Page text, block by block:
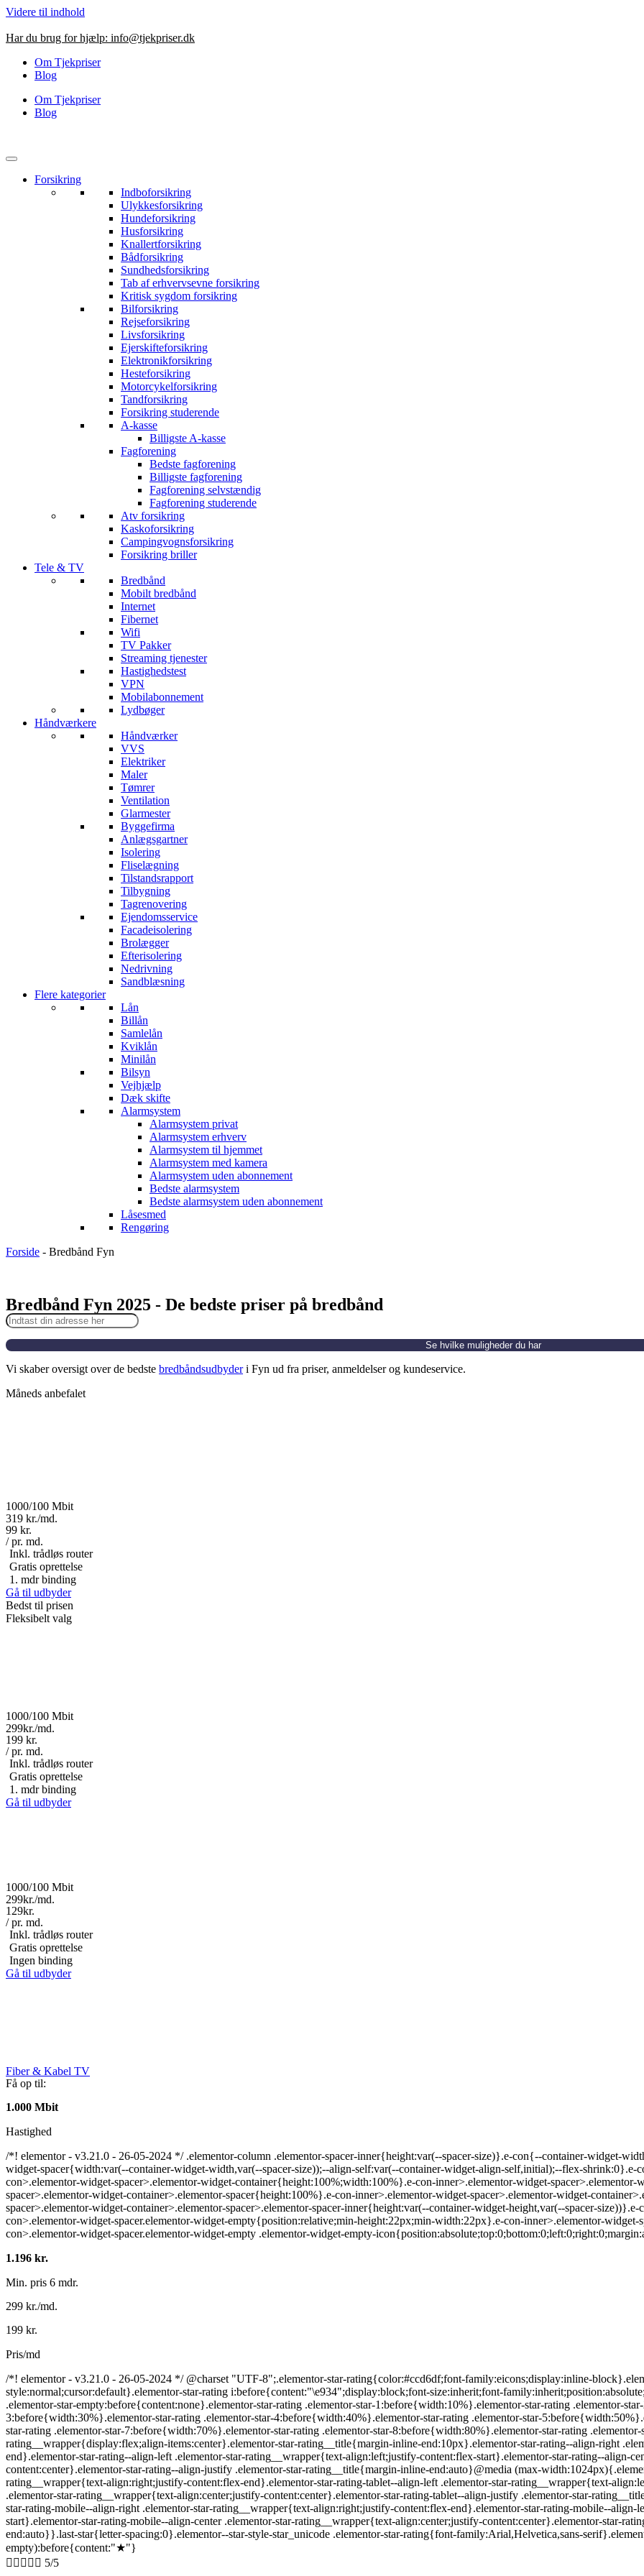
Videre til indhold
Har du brug for hjælp: info@tjekpriser.dk
Om Tjekpriser
Blog
Om Tjekpriser
Blog
Forsikring
Indboforsikring
Ulykkesforsikring
Hundeforsikring
Husforsikring
Knallertforsikring
Bådforsikring
Sundhedsforsikring
Tab af erhvervsevne forsikring
Kritisk sygdom forsikring
Bilforsikring
Rejseforsikring
Livsforsikring
Ejerskifteforsikring
Elektronikforsikring
Hesteforsikring
Motorcykelforsikring
Tandforsikring
Forsikring studerende
A-kasse
Billigste A-kasse
Fagforening
Bedste fagforening
Billigste fagforening
Fagforening selvstændig
Fagforening studerende
Atv forsikring
Kaskoforsikring
Campingvognsforsikring
Forsikring briller
Tele & TV
Bredbånd
Mobilt bredbånd
Internet
Fibernet
Wifi
TV Pakker
Streaming tjenester
Hastighedstest
VPN
Mobilabonnement
Lydbøger
Håndværkere
Håndværker
VVS
Elektriker
Maler
Tømrer
Ventilation
Glarmester
Byggefirma
Anlægsgartner
Isolering
Fliselægning
Tilstandsrapport
Tilbygning
Tagrenovering
Ejendomsservice
Facadeisolering
Brolægger
Efterisolering
Nedrivning
Sandblæsning
Flere kategorier
Lån
Billån
Samlelån
Kviklån
Minilån
Bilsyn
Vejhjælp
Dæk skifte
Alarmsystem
Alarmsystem privat
Alarmsystem erhverv
Alarmsystem til hjemmet
Alarmsystem med kamera
Alarmsystem uden abonnement
Bedste alarmsystem
Bedste alarmsystem uden abonnement
Låsesmed
Rengøring
Forside - Bredbånd Fyn
Bredbånd Fyn 2025 - De bedste priser på bredbånd
Se hvilke muligheder du har
Vi skaber oversigt over de bedste bredbåndsudbyderi Fyn ud fra priser, anmeldelser og kundeservice.
Måneds anbefalet
1000/100 Mbit
319 kr./md.
99 kr.
/ pr. md.
Inkl. trådløs router
Gratis oprettelse
1. mdr binding
Gå til udbyder
Bedst til prisen
Fleksibelt valg
1000/100 Mbit
299kr./md.
199 kr.
/ pr. md.
Inkl. trådløs router
Gratis oprettelse
1. mdr binding
Gå til udbyder
1000/100 Mbit
299kr./md.
129kr.
/ pr. md.
Inkl. trådløs router
Gratis oprettelse
Ingen binding
Gå til udbyder
Fiber & Kabel TV
Få op til:
1.000 Mbit
Hastighed
/*! elementor - v3.21.0 - 26-05-2024 */ .elementor-column .elementor-spacer-inner{height:var(--spacer-size)}.e-con{--container-widget-
widget-spacer{width:var(--container-widget-width,var(--spacer-size));--align-self:var(--container-widget-align-self,initial);--flex-shrink:0}.e-
con>.elementor-widget-spacer>.elementor-widget-container{height:100%;width:100%}.e-con-inner>.elementor-widget-spacer>.elementor-
spacer>.elementor-widget-container>.elementor-spacer{height:100%}.e-con-inner>.elementor-widget-spacer>.elementor-widget-
spacer>.elementor-widget-container>.elementor-spacer>.elementor-spacer-inner{height:var(--container-widget-height,var(--spacer-
con>.elementor-widget-spacer.elementor-widget-empty{position:relative;min-height:22px;min-width:22px}.e-con-inner>.elementor-
con>.elementor-widget-spacer.elementor-widget-empty .elementor-widget-empty-
1.196 kr.
Min. pris 6 mdr.
299 kr./md.
199 kr.
Pris/md
/*! elementor - v3.21.0 - 26-05-2024 */ @charset "UTF-8";.elementor-star-rating{color:#ccd6df;font-family:eicons;display:inline-
style:normal;cursor:default}.elementor-star-rating i:before{content:"\e934";display:block;font-size:inherit;font-
.elementor-star-empty:before{content:none}.elementor-star-rating .elementor-star-1:before{width:10%}.elementor-star-rating .elementor-
3:before{width:30%}.elementor-star-rating .elementor-star-4:before{width:40%}.elementor-star-rating .elementor-star-
star-rating .elementor-star-7:before{width:70%}.elementor-star-rating .elementor-star-8:before{width:80%}.elementor-star-rating
rating__wrapper{display:flex;align-items:center}.elementor-star-rating__title{margin-inline-end:10px}.elementor-star-rating--align-right
end}.elementor-star-rating--align-left .elementor-star-rating__wrapper{text-align:left;justify-content:flex-start}.elementor-star-rating--align-
content:center}.elementor-star-rating--align-justify .elementor-star-rating__title{margin-inline-end:auto}@media (max-
rating__wrapper{text-align:right;justify-content:flex-end}.elementor-star-rating-tablet--align-left .elementor-star-rating__wrapper{text-
.elementor-star-rating__wrapper{text-align:center;justify-content:center}.elementor-star-rating-tablet--align-justify .elementor-star-
star-rating-mobile--align-right .elementor-star-rating__wrapper{text-align:right;justify-content:flex-end}.elementor-star-rating-mobile--
start}.elementor-star-rating-mobile--align-center .elementor-star-rating__wrapper{text-align:center;justify-content:center}.elementor-star-
end:auto}}.last-star{letter-spacing:0}.elementor--star-style-star_unicode .elementor-star-rating{font-family:Arial,Helvetica,sans-
empty):before{content:"★"}
     5/5